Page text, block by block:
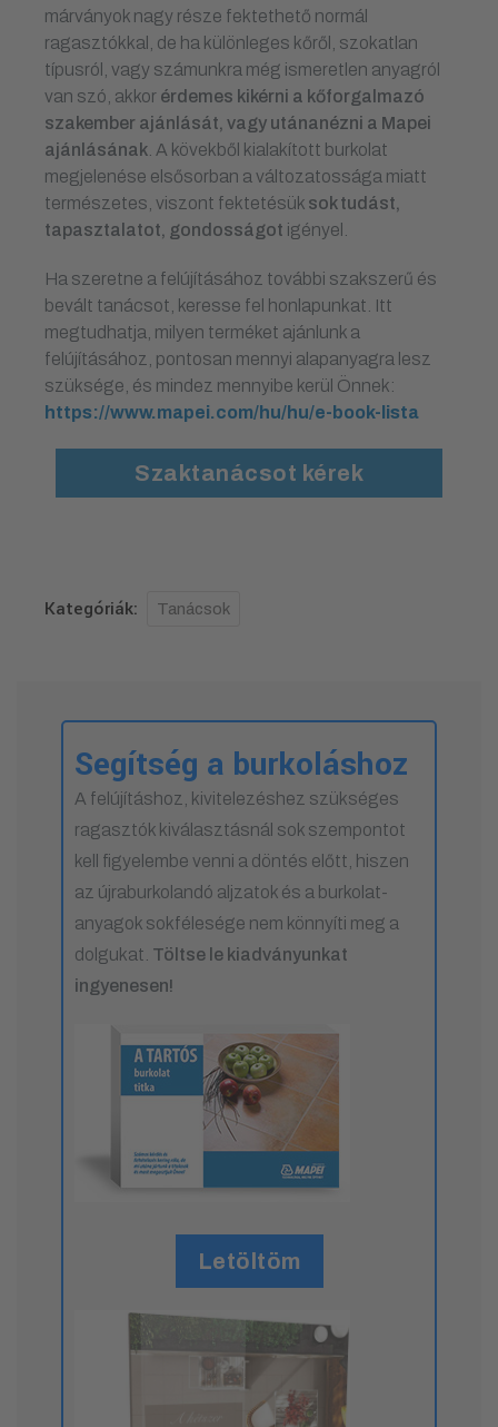
márványok nagy része fektethető normál
ragasztókkal, de ha különleges kőről, szokatlan
típusról, vagy számunkra még ismeretlen anyagról
van szó, akkor érdemes kikérni a kőforgalmazó
szakember ajánlását, vagy utánanézni a Mapei
ajánlásának . A kövekből kialakított burkolat
megjelenése elsősorban a változatossága miatt
természetes, viszont fektetésük sok tudást,
tapasztalatot, gondosságot igényel.
Ha szeretne a felújításához további szakszerű és
bevált tanácsot, keresse fel honlapunkat. Itt
megtudhatja, milyen terméket ajánlunk a
felújításához, pontosan mennyi alapanyagra lesz
szüksége, és mindez mennyibe kerül Önnek:
https://www.mapei.com/hu/hu/e-book-lista
Szaktanácsot kérek
Kategóriák: Tanácsok
Segítség a burkoláshoz
A felújításhoz, kivitelezéshez szükséges
ragasztók kiválasztásnál sok szempontot
kell figyelembe venni a döntés előtt, hiszen
az újraburkolandó aljzatok és a burkolat-
anyagok sokfélesége nem könnyíti meg a
dolgukat. Töltse le kiadványunkat
ingyenesen!
Letöltöm